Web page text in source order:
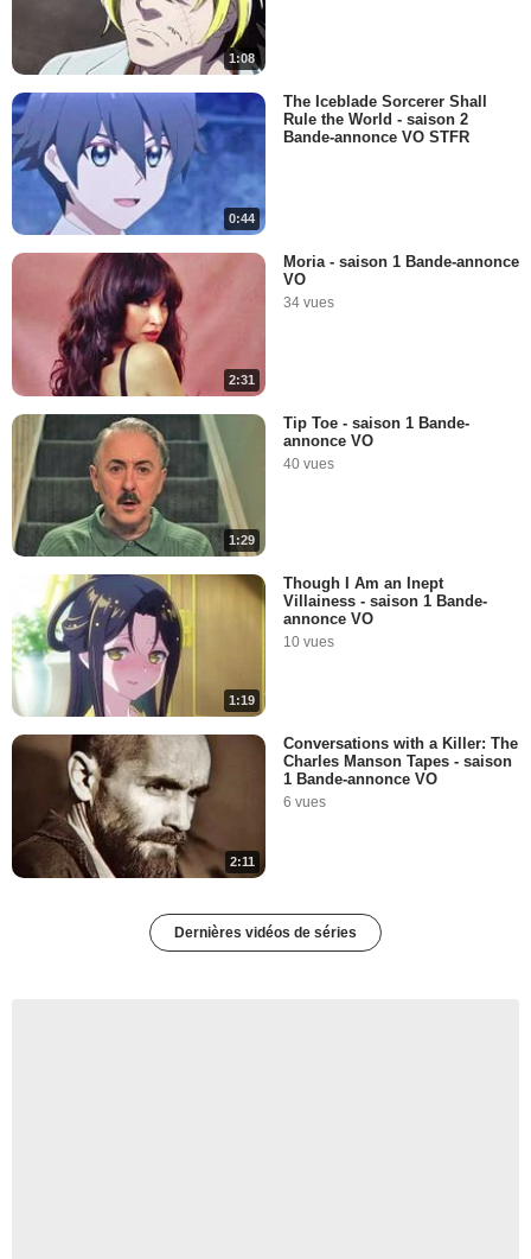
1:08
0:44
The Iceblade Sorcerer Shall
Rule the World - saison 2
Bande-annonce VO STFR
2:31
Moria - saison 1 Bande-annonce
VO
34 vues
1:29
Tip Toe - saison 1 Bande-
annonce VO
40 vues
1:19
Though I Am an Inept
Villainess - saison 1 Bande-
annonce VO
10 vues
2:11
Conversations with a Killer: The
Charles Manson Tapes - saison
1 Bande-annonce VO
6 vues
Dernières vidéos de séries